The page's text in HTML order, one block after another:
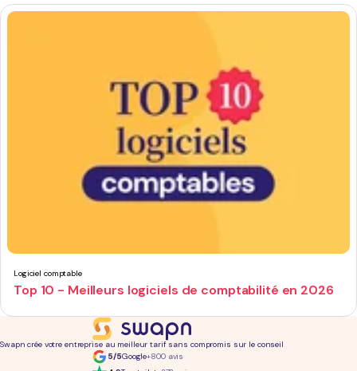
Logiciel comptable
Top 10 - Meilleurs logiciels de comptabilité en 2026
Swapn crée votre entreprise au meilleur tarif sans compromis sur le conseil
5/5Google+800 avis